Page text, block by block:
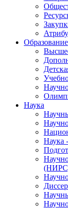
Образование
Наука
Наука